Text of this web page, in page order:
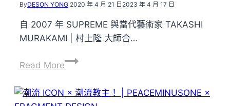
ByDESON YONG 2020 年 4 月 21 日 2023 年 4 月 17 日
自 2007 年 SUPREME 與當代藝術家 TAKASHI
MURAKAMI | 村上隆 大師合…
Read More因
而